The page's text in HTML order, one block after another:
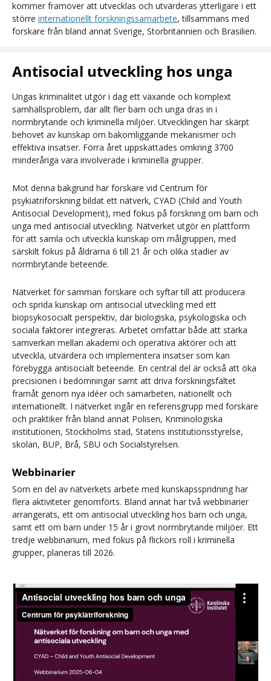
kommer framöver att utvecklas och utvärderas ytterligare i ett
större internationellt forskningssamarbete, tillsammans med
forskare från bland annat Sverige, Storbritannien och Brasilien.
Antisocial utveckling hos unga
Ungas kriminalitet utgör i dag ett växande och komplext
samhällsproblem, där allt fler barn och unga dras in i
normbrytande och kriminella miljöer. Utvecklingen har skärpt
behovet av kunskap om bakomliggande mekanismer och
effektiva insatser. Förra året uppskattades omkring 3700
minderåriga vara involverade i kriminella grupper.
Mot denna bakgrund har forskare vid Centrum för
psykiatriforskning bildat ett nätverk, CYAD (Child and Youth
Antisocial Development), med fokus på forskning om barn och
unga med antisocial utveckling. Nätverket utgör en plattform
för att samla och utveckla kunskap om målgruppen, med
särskilt fokus på åldrarna 6 till 21 år och olika stadier av
normbrytande beteende.
Nätverket för samman forskare och syftar till att producera
och sprida kunskap om antisocial utveckling med ett
biopsykosocialt perspektiv, där biologiska, psykologiska och
sociala faktorer integreras. Arbetet omfattar både att stärka
samverkan mellan akademi och operativa aktörer och att
utveckla, utvärdera och implementera insatser som kan
förebygga antisocialt beteende. En central del är också att öka
precisionen i bedömningar samt att driva forskningsfältet
framåt genom nya idéer och samarbeten, nationellt och
internationellt. I nätverket ingår en referensgrupp med forskare
och praktiker från bland annat Polisen, Kriminologiska
institutionen, Stockholms stad, Statens institutionsstyrelse,
skolan, BUP, Brå, SBU och Socialstyrelsen.
Webbinarier
Som en del av nätverkets arbete med kunskapsspridning har
flera aktiviteter genomförts. Bland annat har två webbinarier
arrangerats, ett om antisocial utveckling hos barn och unga,
samt ett om barn under 15 år i grovt normbrytande miljöer. Ett
tredje webbinarium, med fokus på flickors roll i kriminella
grupper, planeras till 2026.